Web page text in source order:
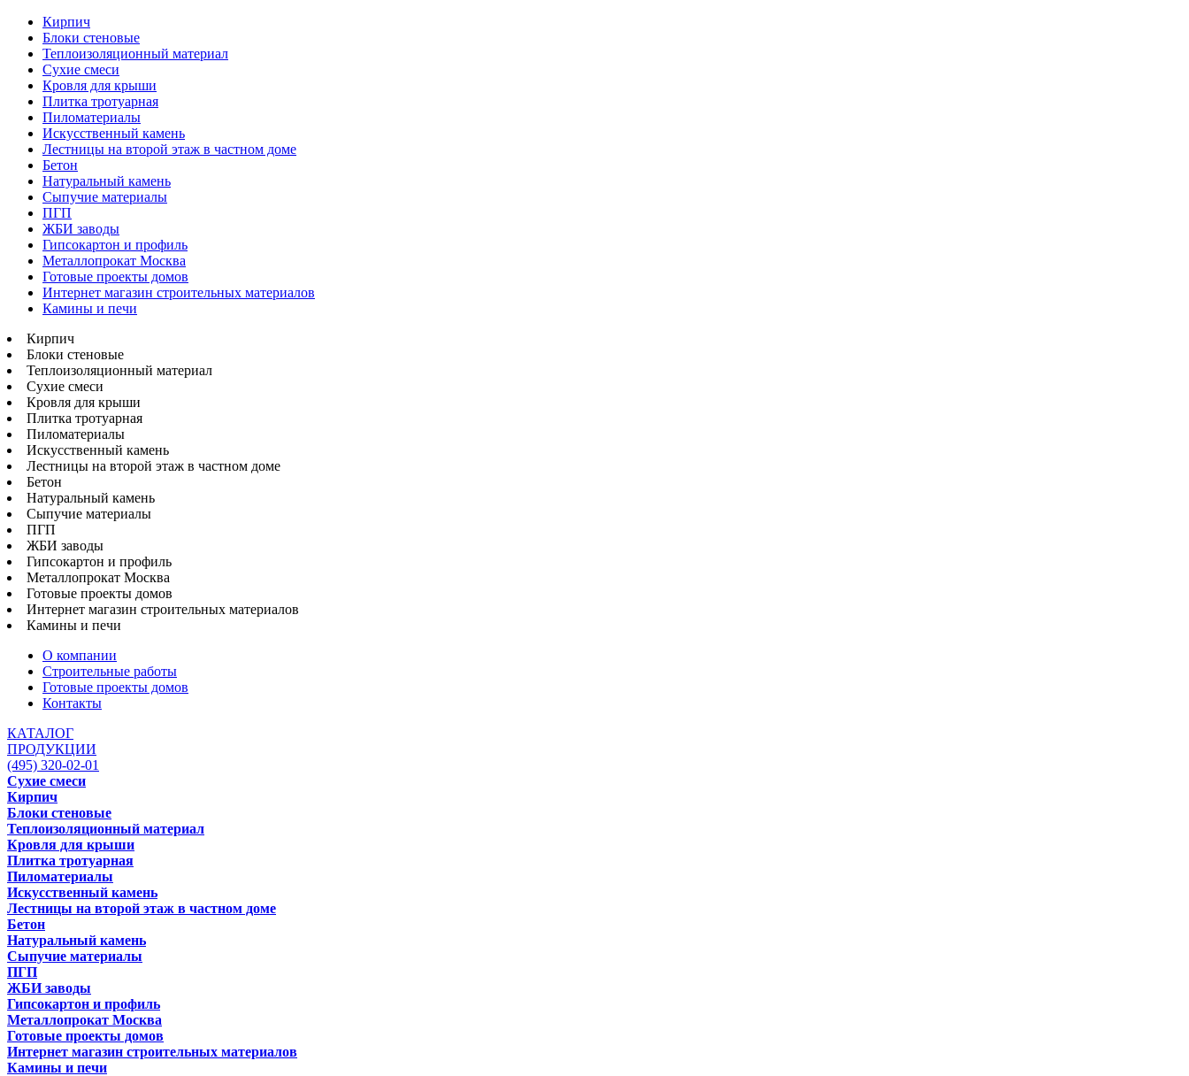
Кирпич
Блоки стеновые
Теплоизоляционный материал
Сухие смеси
Кровля для крыши
Плитка тротуарная
Пиломатериалы
Искусственный камень
Лестницы на второй этаж в частном доме
Бетон
Натуральный камень
Сыпучие материалы
ПГП
ЖБИ заводы
Гипсокартон и профиль
Металлопрокат Москва
Готовые проекты домов
Интернет магазин строительных материалов
Камины и печи
Кирпич
Блоки стеновые
Теплоизоляционный материал
Сухие смеси
Кровля для крыши
Плитка тротуарная
Пиломатериалы
Искусственный камень
Лестницы на второй этаж в частном доме
Бетон
Натуральный камень
Сыпучие материалы
ПГП
ЖБИ заводы
Гипсокартон и профиль
Металлопрокат Москва
Готовые проекты домов
Интернет магазин строительных материалов
Камины и печи
О компании
Строительные работы
Готовые проекты домов
Контакты
КАТАЛОГ
ПРОДУКЦИИ
(495) 320-02-01
Сухие смеси
Кирпич
Блоки стеновые
Теплоизоляционный материал
Кровля для крыши
Плитка тротуарная
Пиломатериалы
Искусственный камень
Лестницы на второй этаж в частном доме
Бетон
Натуральный камень
Сыпучие материалы
ПГП
ЖБИ заводы
Гипсокартон и профиль
Металлопрокат Москва
Готовые проекты домов
Интернет магазин строительных материалов
Камины и печи